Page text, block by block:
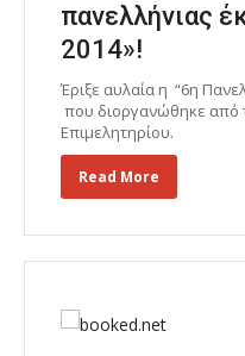
πανελλήνιας
2014»!
Έριξε αυλαία η “6η
που διοργανώθηκε από
Επιμελητηρίου.
Read More